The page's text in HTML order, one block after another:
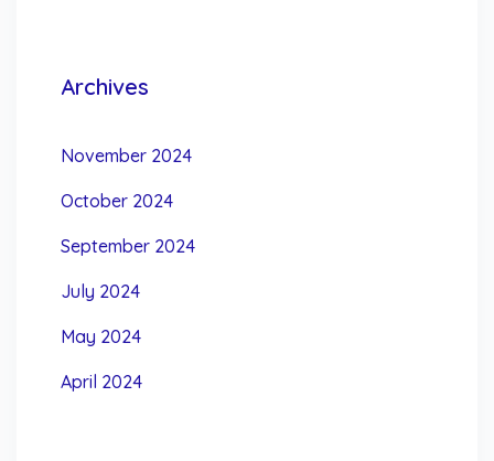
Archives
November 2024
October 2024
September 2024
July 2024
May 2024
April 2024